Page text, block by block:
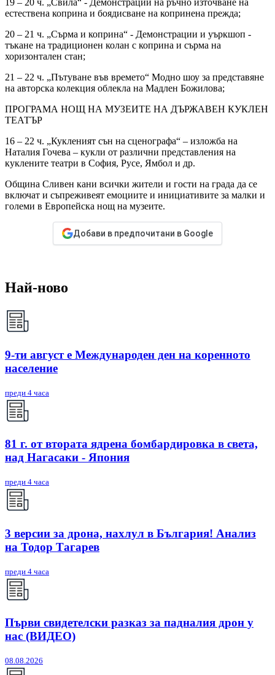
19 – 20 ч. „Свила“ - Демонстрации на ръчно източване на
естествена коприна и боядисване на копринена прежда;
20 – 21 ч. „Сърма и коприна“ - Демонстрации и уъркшоп -
тъкане на традиционен колан с коприна и сърма на
хоризонтален стан;
21 – 22 ч. „Пътуване във времето“ Модно шоу за представяне
на авторска колекция облекла на Мадлен Божилова;
ПРОГРАМА НОЩ НА МУЗЕИТЕ НА ДЪРЖАВЕН КУКЛЕН
ТЕАТЪР
16 – 22 ч. „Кукленият сън на сценографа“ – изложба на
Наталия Гочева – кукли от различни представления на
куклените театри в София, Русе, Ямбол и др.
Община Сливен кани всички жители и гости на града да се
включат и съпреживеят емоциите и инициативите за малки и
големи в Европейска нощ на музеите.
Добави в предпочитани в Google
Най-ново
9-ти август е Международен ден на коренното
население
преди 4 часа
81 г. от втората ядрена бомбардировка в света,
над Нагасаки - Япония
преди 4 часа
3 версии за дрона, нахлул в България! Анализ
на Тодор Тагарев
преди 4 часа
Първи свидетелски разказ за падналия дрон у
нас (ВИДЕО)
08.08.2026